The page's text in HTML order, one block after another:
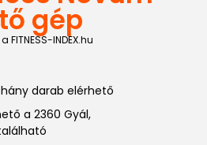
gép
INDEX.hu
darab elérhető
a 2360 Gyál,